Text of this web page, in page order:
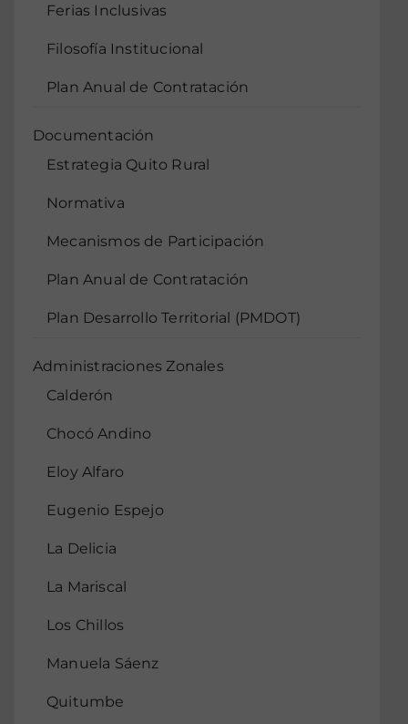
Ferias Inclusivas
Filosofía Institucional
Plan Anual de Contratación
Documentación
Estrategia Quito Rural
Normativa
Mecanismos de Participación
Plan Anual de Contratación
Plan Desarrollo Territorial (PMDOT)
Administraciones Zonales
Calderón
Chocó Andino
Eloy Alfaro
Eugenio Espejo
La Delicia
La Mariscal
Los Chillos
Manuela Sáenz
Quitumbe